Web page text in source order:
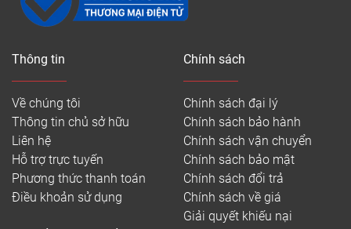
Ván sàn giá rẻ vân gỗ đẹp
Thông tin
Về chúng tôi
Thông tin chủ sở hữu
Liên hệ
Hỗ trợ trực tuyến
Phương thức thanh toán
Điều khoản sử dụng
Chính sách
Chính sách đại lý
Chính sách bảo hành
Chính sách vận chuyển
Chính sách bảo mật
Chính sách đổi trả
Chính sách về giá
Giải quyết khiếu nại